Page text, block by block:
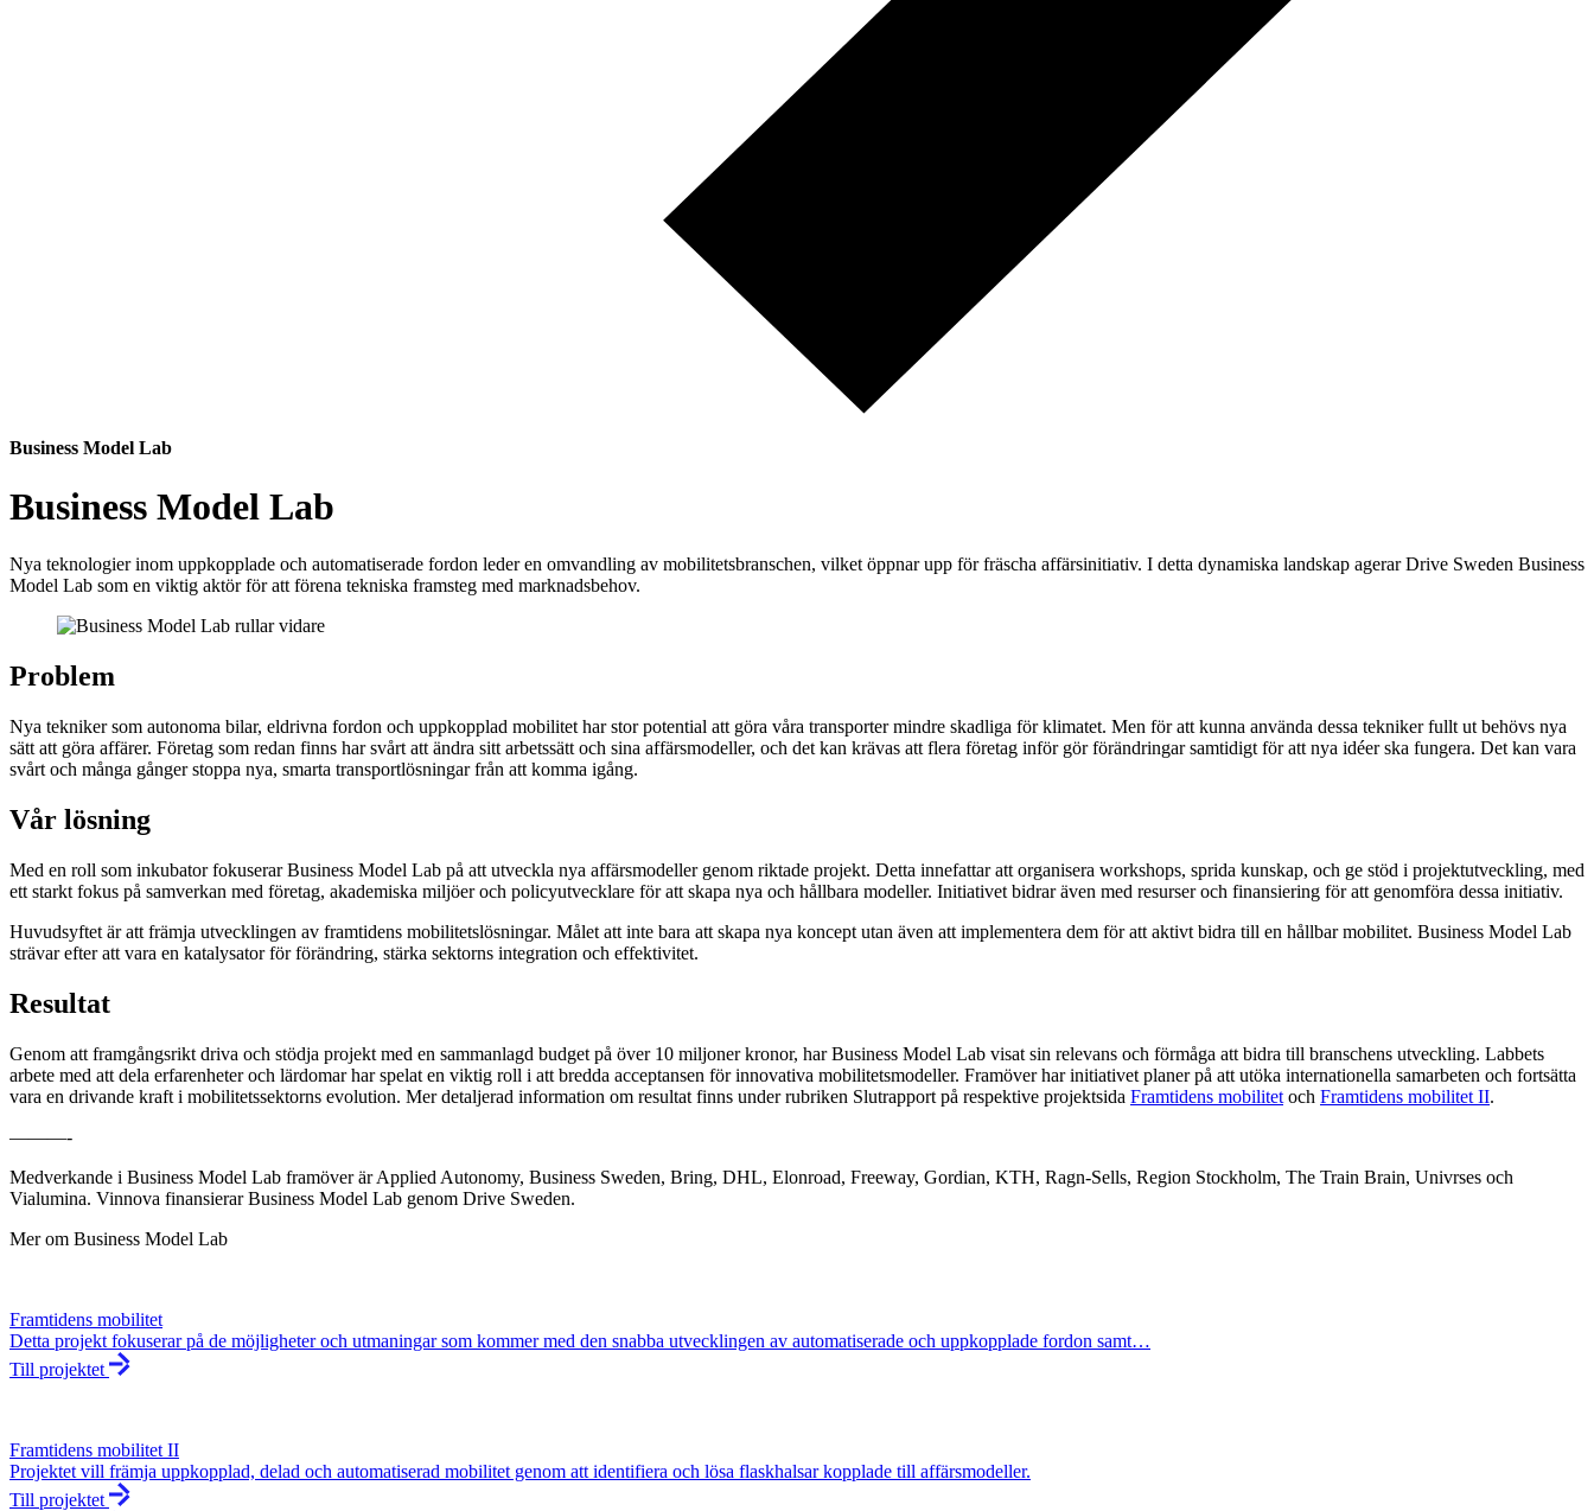
Business Model Lab
Business Model Lab
Nya teknologier inom uppkopplade och automatiserade fordon leder en omvandling av mobilitetsbranschen, vilket öppnar upp för fräscha affärsinitiativ. I detta dynamiska landskap agerar Drive Sweden Business
Model Lab som en viktig aktör för att förena tekniska framsteg med marknadsbehov.
Problem
Nya tekniker som autonoma bilar, eldrivna fordon och uppkopplad mobilitet har stor potential att göra våra transporter mindre skadliga för klimatet. Men för att kunna använda dessa tekniker fullt ut behövs nya
sätt att göra affärer. Företag som redan finns har svårt att ändra sitt arbetssätt och sina affärsmodeller, och det kan krävas att flera företag inför gör förändringar samtidigt för att nya idéer ska fungera. Det kan vara
svårt och många gånger stoppa nya, smarta transportlösningar från att komma igång.
Vår lösning
Med en roll som inkubator fokuserar Business Model Lab på att utveckla nya affärsmodeller genom riktade projekt. Detta innefattar att organisera workshops, sprida kunskap, och ge stöd i projektutveckling, med
ett starkt fokus på samverkan med företag, akademiska miljöer och policyutvecklare för att skapa nya och hållbara modeller. Initiativet bidrar även med resurser och finansiering för att genomföra dessa initiativ.
Huvudsyftet är att främja utvecklingen av framtidens mobilitetslösningar. Målet att inte bara att skapa nya koncept utan även att implementera dem för att aktivt bidra till en hållbar mobilitet. Business Model Lab
strävar efter att vara en katalysator för förändring, stärka sektorns integration och effektivitet.
Resultat
Genom att framgångsrikt driva och stödja projekt med en sammanlagd budget på över 10 miljoner kronor, har Business Model Lab visat sin relevans och förmåga att bidra till branschens utveckling. Labbets
arbete med att dela erfarenheter och lärdomar har spelat en viktig roll i att bredda acceptansen för innovativa mobilitetsmodeller. Framöver har initiativet planer på att utöka internationella samarbeten och fortsätta
vara en drivande kraft i mobilitetssektorns evolution. Mer detaljerad information om resultat finns under rubriken Slutrapport på respektive projektsida Framtidens mobilitet och Framtidens mobilitet II.
———-
Medverkande i Business Model Lab framöver är Applied Autonomy, Business Sweden, Bring, DHL, Elonroad, Freeway, Gordian, KTH, Ragn-Sells, Region Stockholm, The Train Brain, Univrses och
Vialumina. Vinnova finansierar Business Model Lab genom Drive Sweden.
Mer om Business Model Lab
Framtidens mobilitet
Detta projekt fokuserar på de möjligheter och utmaningar som kommer med den snabba utvecklingen av automatiserade och uppkopplade fordon samt…
Till projektet
Framtidens mobilitet II
Projektet vill främja uppkopplad, delad och automatiserad mobilitet genom att identifiera och lösa flaskhalsar kopplade till affärsmodeller.
Till projektet